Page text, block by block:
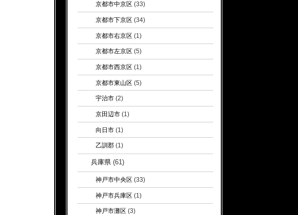
京都市中京区 (33)
京都市下京区(34)
京都市右京区(1)
京都市左京区 (5)
京都市西京区(1)
京都市東山区(5)
宇治市(2)
京田辺市(1)
向日市(1)
乙訓郡(1)
兵庫県(61)
神戸市中央区(33)
神戸市兵庫区(1)
神戸市灘区 (3)